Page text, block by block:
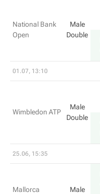
National Bank
Open
Male
Double
01.07, 13:10
Wimbledon ATP
Male
Double
25.06, 15:35
Mallorca
Male